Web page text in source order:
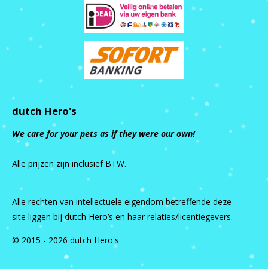
dutch Hero's
We care for your pets as if they were our own!
Alle prijzen zijn inclusief BTW.
Alle rechten van intellectuele eigendom betreffende deze
site liggen bij dutch Hero’s en haar relaties/licentiegevers.
© 2015 - 2026 dutch Hero's